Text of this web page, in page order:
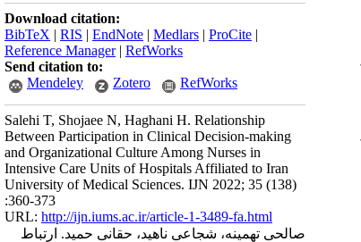
Download citation:
BibTeX | RIS | EndNote | Medlars | ProCite |
Reference Manager| RefWorks
Send citation to:
Mendeley
Zotero RefWorks
Salehi T, Shojaee N, Haghani H. Relationship
Between Participation in Clinical Decision-making
and Organizational Culture Among Nurses in
Intensive Care Units of Hospitals Affiliated to Iran
University of Medical Sciences. IJN 2022; 35 (138)
:360-373
URL: http://ijn.iums.ac.ir/article-1-3489-fa.html
صالحی تهمینه، شجاعی ناهید، حقانی حمید. ارتباط